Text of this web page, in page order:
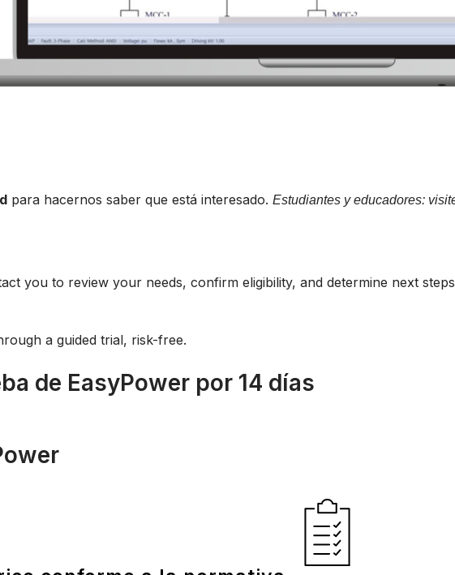
para hacernos saber que está interesado. Estudiantes y educadores:
you to review your needs, confirm eligibility, and determine next
a guided trial, risk-free.
de EasyPower por 14 días